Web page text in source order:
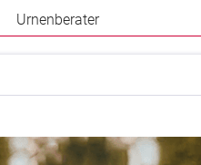
Urnenberater